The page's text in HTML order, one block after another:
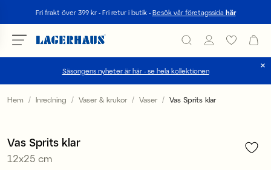
Fri frakt över 399 kr - Fri retur i butik - Besök vår företagssida här
Säsongens nyheter är här - se hela kollektionen
Välj språk / valuta
FI / EUR
Hem Inredning Vaser & krukor Vaser Vas Sprits klar
Vas Sprits klar
12x25 cm